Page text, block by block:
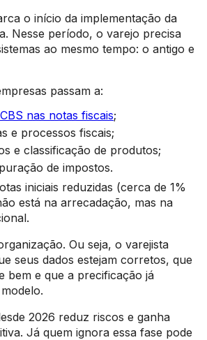
o início da implementação da
Nesse período, o varejo precisa
ao mesmo tempo: o antigo e
passam a:
nas notas fiscais;
e processos fiscais;
e classificação de produtos;
de impostos.
iniciais reduzidas (cerca de 1%
está na arrecadação, mas na
Ou seja, o varejista
seus dados estejam corretos, que
bem e que a precificação já
2026 reduz riscos e ganha
Já quem ignora essa fase pode